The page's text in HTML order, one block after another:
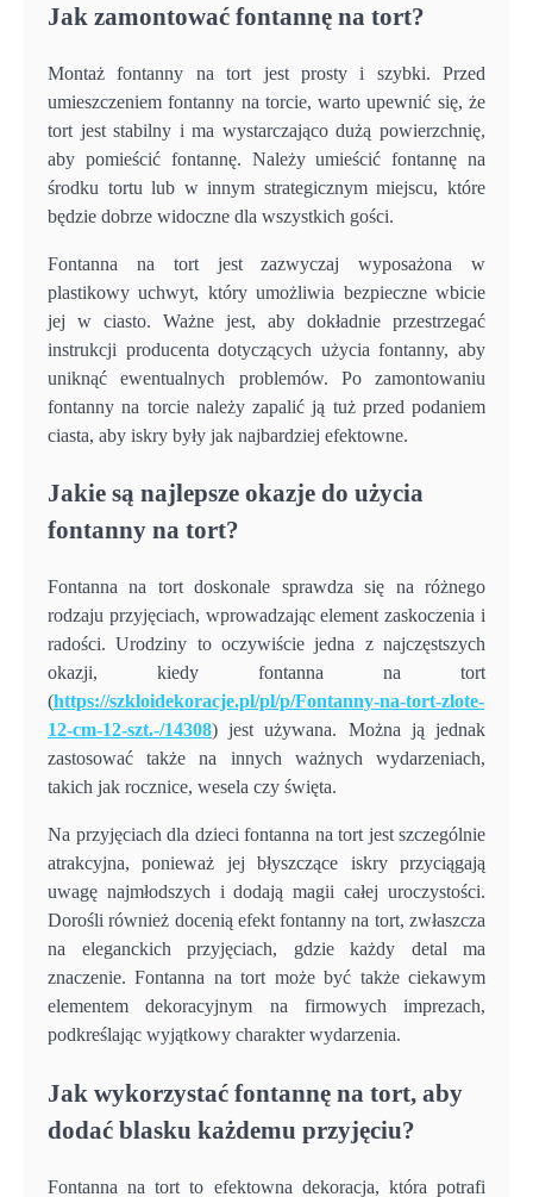
Jak zamontować fontannę na tort?
Montaż fontanny na tort jest prosty i szybki. Przed
umieszczeniem fontanny na torcie, warto upewnić się, że
tort jest stabilny i ma wystarczająco dużą powierzchnię,
aby pomieścić fontannę. Należy umieścić fontannę na
środku tortu lub w innym strategicznym miejscu, które
będzie dobrze widoczne dla wszystkich gości.
Fontanna na tort jest zazwyczaj wyposażona w
plastikowy uchwyt, który umożliwia bezpieczne wbicie
jej w ciasto. Ważne jest, aby dokładnie przestrzegać
instrukcji producenta dotyczących użycia fontanny, aby
uniknąć ewentualnych problemów. Po zamontowaniu
fontanny na torcie należy zapalić ją tuż przed podaniem
ciasta, aby iskry były jak najbardziej efektowne.
Jakie są najlepsze okazje do użycia
fontanny na tort?
Fontanna na tort doskonale sprawdza się na różnego
rodzaju przyjęciach, wprowadzając element zaskoczenia i
radości. Urodziny to oczywiście jedna z najczęstszych
okazji, kiedy fontanna na tort
(https://szkloidekoracje.pl/pl/p/Fontanny-na-tort-zlote-
12-cm-12-szt.-/14308) jest używana. Można ją jednak
zastosować także na innych ważnych wydarzeniach,
takich jak rocznice, wesela czy święta.
Na przyjęciach dla dzieci fontanna na tort jest szczególnie
atrakcyjna, ponieważ jej błyszczące iskry przyciągają
uwagę najmłodszych i dodają magii całej uroczystości.
Dorośli również docenią efekt fontanny na tort, zwłaszcza
na eleganckich przyjęciach, gdzie każdy detal ma
znaczenie. Fontanna na tort może być także ciekawym
elementem dekoracyjnym na firmowych imprezach,
podkreślając wyjątkowy charakter wydarzenia.
Jak wykorzystać fontannę na tort, aby
dodać blasku każdemu przyjęciu?
Fontanna na tort to efektowna dekoracja, która potrafi